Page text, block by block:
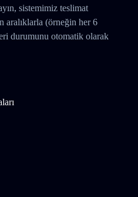
sistemimiz teslimat
aralıklarla (örneğin her 6
durumunu otomatik olarak